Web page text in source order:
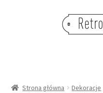
Strona główna Dekoracje